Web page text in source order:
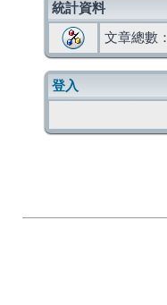
統計資料
文章總數：
登入